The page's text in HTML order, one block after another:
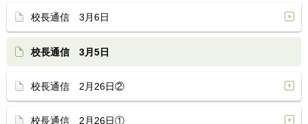
校長通信 3月6日
校長通信 3月5日
校長通信 2月26日②
校長通信 2月26日①